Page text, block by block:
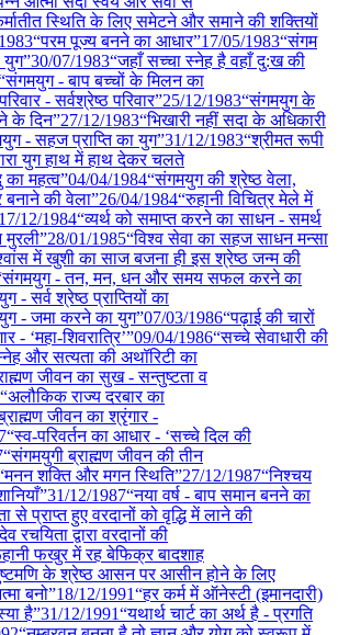
स्थिति के लिए समेटने और समाने की शक्तियों
“परम पूज्य बनने का आधार”17/05/1983“संगम
युग”30/07/1983“जहाँ सच्चा स्नेह है वहाँ दु:ख की
- बाप बच्चों के मिलन का
- सर्वश्रेष्ठ परिवार”25/12/1983“संगमयुग के
के दिन”27/12/1983“भिखारी नहीं सदा के अधिकारी
- सहज प्राप्ति का युग”31/12/1983“श्रीमत रूपी
युग हाथ में हाथ देकर चलते
का महत्व”04/04/1984“संगमयुग की श्रेष्ठ वेला,
बनाने की वेला”26/04/1984“रुहानी विचित्र मेले में
17/12/1984“व्यर्थ को समाप्त करने का साधन - समर्थ
मुरली”28/01/1985“विश्व सेवा का सहज साधन मन्सा
में खुशी का साज बजना ही इस श्रेष्ठ जन्म की
- तन, मन, धन और समय सफल करने का
- सर्व श्रेष्ठ प्राप्तियों का
- जमा करने का युग”07/03/1986“पढ़ाई की चारों
- ‘महा-शिवरात्रि’”09/04/1986“सच्चे सेवाधारी की
और सत्यता की अथॉरिटी का
जीवन का सुख - सन्तुष्टता व
“अलौकिक राज्य दरबार का
जीवन का श्रृंगार -
“स्व-परिवर्तन का आधार - ‘सच्चे दिल की
“संगमयुगी ब्राह्मण जीवन की तीन
शक्ति और मगन स्थिति”27/12/1987“निश्चय
31/12/1987“नया वर्ष - बाप समान बनने का
से प्राप्त हुए वरदानों को वृद्धि में लाने की
रचयिता द्वारा वरदानों की
फखुर में रह बेफिक्र बादशाह
के श्रेष्ठ आसन पर आसीन होने के लिए
बनो”18/12/1991“हर कर्म में ऑनेस्टी (इमानदारी)
है”31/12/1991“यथार्थ चार्ट का अर्थ है - प्रगति